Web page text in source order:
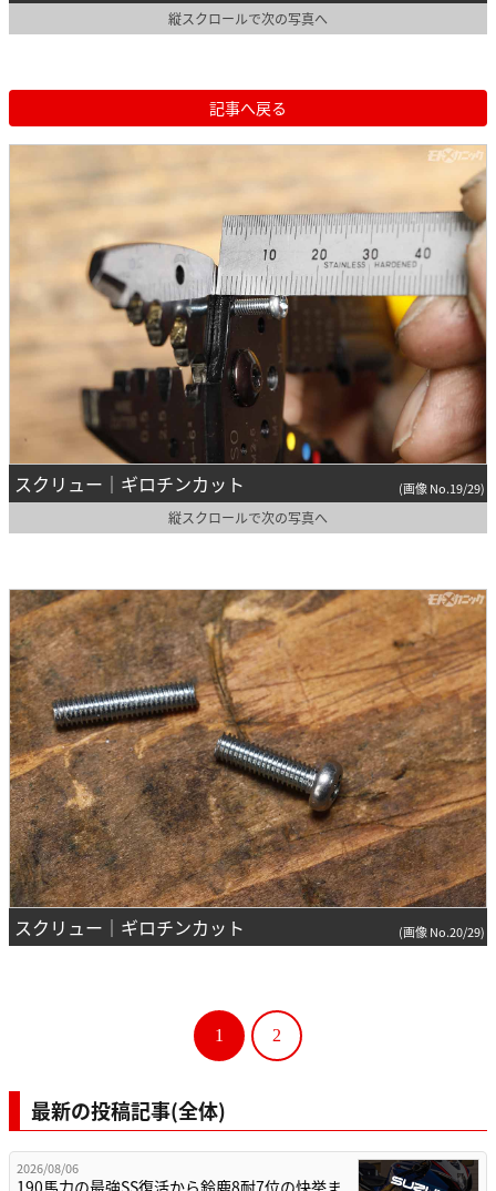
縦スクロールで次の写真へ
記事へ戻る
スクリュー｜ギロチンカット (画像 No.19/29)
縦スクロールで次の写真へ
スクリュー｜ギロチンカット (画像 No.20/29)
1 2
最新の投稿記事(全体)
2026/08/06